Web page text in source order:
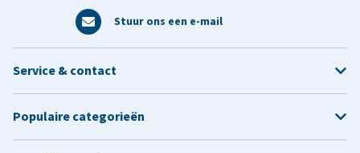
Stuur ons een e-mail
Service & contact
Populaire categorieën